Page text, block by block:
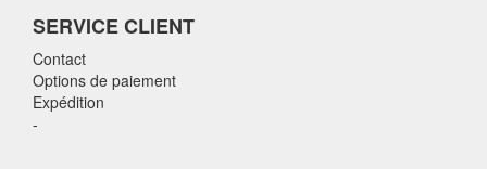
SERVICE CLIENT
Contact
Options de paiement
Expédition
-